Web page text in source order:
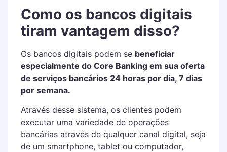
Como os bancos digitais
tiram vantagem disso?
Os bancos digitais podem se beneficiar
especialmente do Core Banking em sua oferta
de serviços bancários 24 horas por dia, 7 dias
por semana.
Através desse sistema, os clientes podem
executar uma variedade de operações
bancárias através de qualquer canal digital, seja
de um smartphone, tablet ou computador,